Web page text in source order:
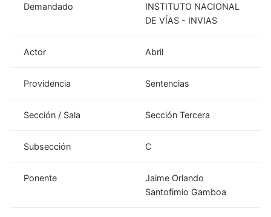
Demandado
INSTITUTO NACIONAL
DE VÍAS - INVIAS
Actor Abril
Providencia Sentencias
Sección / Sala Sección Tercera
Subsección C
Ponente
Jaime Orlando
Santofimio Gamboa